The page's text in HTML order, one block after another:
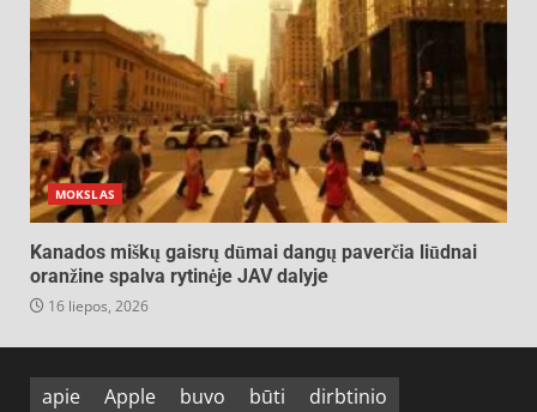
MOKSLAS
Kanados miškų gaisrų dūmai dangų paverčia liūdnai
oranžine spalva rytinėje JAV dalyje
16 liepos, 2026
apie Apple buvo būti
dirbtinio